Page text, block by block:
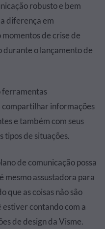
robusto e bem
diferença em
de crise de
durante o lançamento de
ferramentas
informações
e também com seus
tipos de situações.
de comunicação possa
mesmo assustadora para
que as coisas não são
estiver contando com a
de design da Visme.